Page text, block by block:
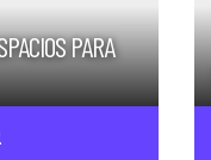
PARA